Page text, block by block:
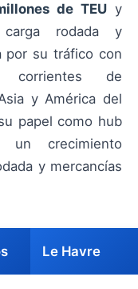
de TEU y
rodada y
por su tráfico con
de
y América del
papel como hub
un crecimiento
y mercancías
Le Havre